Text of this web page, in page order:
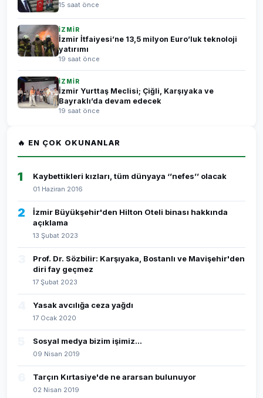
15 saat önce
İZMİR
İzmir İtfaiyesi’ne 13,5 milyon Euro’luk teknoloji
yatırımı
19 saat önce
İZMİR
İzmir Yurttaş Meclisi; Çiğli, Karşıyaka ve
Bayraklı’da devam edecek
19 saat önce
🔥 EN ÇOK OKUNANLAR
1 Kaybettikleri kızları, tüm dünyaya ‘’nefes’’ olacak
01 Haziran 2016
2
İzmir Büyükşehir'den Hilton Oteli binası hakkında
açıklama
13 Şubat 2023
Prof. Dr. Sözbilir: Karşıyaka, Bostanlı ve Mavişehir'den
diri fay geçmez
17 Şubat 2023
Yasak avcılığa ceza yağdı
17 Ocak 2020
Sosyal medya bizim işimiz...
09 Nisan 2019
Tarçın Kırtasiye'de ne ararsan bulunuyor
02 Nisan 2019